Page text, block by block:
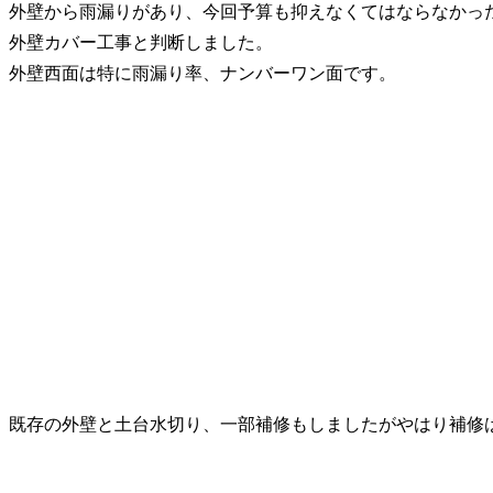
外壁から雨漏りがあり、今回予算も抑えなくてはならなかっ
外壁カバー工事と判断しました。
外壁西面は特に雨漏り率、ナンバーワン面です。
既存の外壁と土台水切り、一部補修もしましたがやはり補修